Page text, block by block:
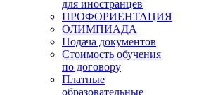
для иностранцев
ПРОФОРИЕНТАЦИЯ
ОЛИМПИАДА
Подача документов
Стоимость обучения
по договору
Платные
образовательные